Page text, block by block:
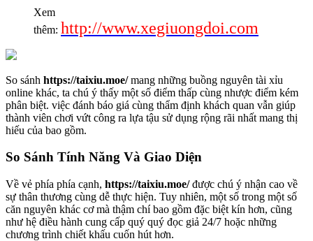
Xem
thêm: http://www.xegiuongdoi.com
So sánh https://taixiu.moe/mang những buồng nguyên tài xỉu
online khác, ta chú ý thấy một số điểm thấp cùng nhược điểm kém
phân biệt. việc đánh báo giá cùng thẩm định khách quan vẫn giúp
thành viên chơi vứt công ra lựa tậu sử dụng rộng rãi nhất mang thị
hiếu của bao gồm.
So Sánh Tính Năng Và Giao Diện
Về vẻ phía phía cạnh, https://taixiu.moe/được chú ý nhận cao về
sự thân thương cùng dễ thực hiện. Tuy nhiên, một số trong một số
căn nguyên khác cơ mà thậm chí bao gồm đặc biệt kín hơn, cũng
như hệ điều hành cung cấp quý quý đọc giả 24/7 hoặc những
chương trình chiết khấu cuốn hút hơn.